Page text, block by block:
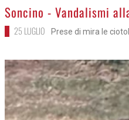
>
Soncino - Vandalismi
25 LUGLIO Prese di mira le